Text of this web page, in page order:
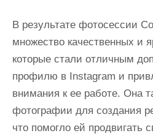
В результате фотосессии
множество качественных и
которые стали отличным
профилю в Instagram и
внимания к ее работе. Она
фотографии для создания
что помогло ей продвигать